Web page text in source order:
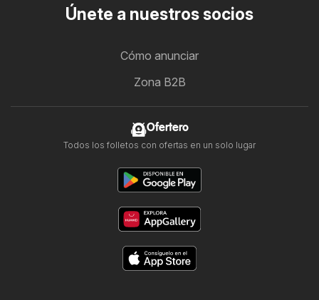
Únete a nuestros socios
Cómo anunciar
Zona B2B
Ofertero
Todos los folletos con ofertas en un solo lugar